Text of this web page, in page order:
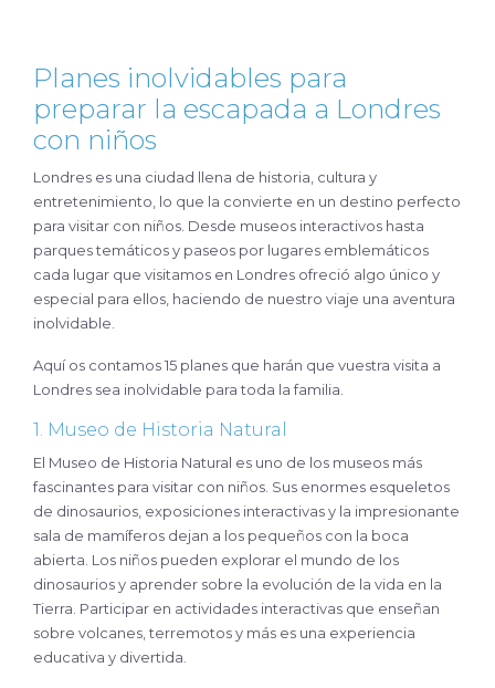
Planes inolvidables para
preparar la escapada a Londres
con niños
Londres es una ciudad llena de historia, cultura y
entretenimiento, lo que la convierte en un destino perfecto
para visitar con niños. Desde museos interactivos hasta
parques temáticos y paseos por lugares emblemáticos
cada lugar que visitamos en Londres ofreció algo único y
especial para ellos, haciendo de nuestro viaje una aventura
inolvidable.
Aquí os contamos 15 planes que harán que vuestra visita a
Londres sea inolvidable para toda la familia.
1. Museo de Historia Natural
El Museo de Historia Natural es uno de los museos más
fascinantes para visitar con niños. Sus enormes esqueletos
de dinosaurios, exposiciones interactivas y la impresionante
sala de mamíferos dejan a los pequeños con la boca
abierta. Los niños pueden explorar el mundo de los
dinosaurios y aprender sobre la evolución de la vida en la
Tierra. Participar en actividades interactivas que enseñan
sobre volcanes, terremotos y más es una experiencia
educativa y divertida.